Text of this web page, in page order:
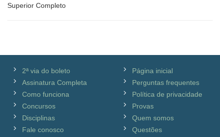
Superior Completo
2ª via do boleto
Assinatura Completa
Como funciona
Concursos
Disciplinas
Fale conosco
Página inicial
Perguntas frequentes
Política de privacidade
Provas
Quem somos
Questões